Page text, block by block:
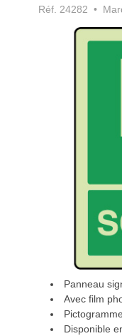
Réf. 24282 •
Panneau
Avec film
Disponible